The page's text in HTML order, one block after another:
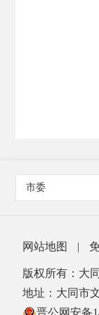
市委
网站地图 |
版权所有：大
地址：大同市
晋公网安备